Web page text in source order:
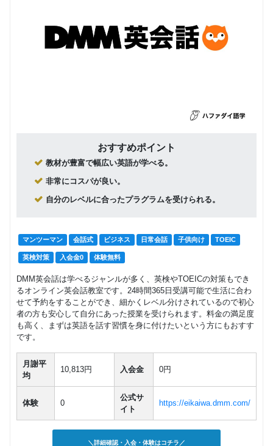
おすすめポイント
教材が豊富で幅広い英語が学べる。
非常にコスパが良い。
自分のレベルに合ったプラグラムを受けられる。
マンツーマン 会話式 ビジネス 日常会話 子供向け TOEIC
英検対策 入会金0 体験無料
DMM英会話は学べるジャンルが多く、英検やTOEICの対策もでき
るオンライン英会話教室です。24時間365日受講可能で生活に合わ
せて予約をすることができ、細かくレベル分けされているので初心
者の方も安心して自分にあった授業を受けられます。料金の満足度
も高く、まずは英語を話す習慣を身に付けたいという方にもおすす
です。
月謝平
均
10,813円 入会金 0円
体験 0
公式サ
イト
https://eikaiwa.dmm.com/
＼詳細確認・入会・体験はコチラ／